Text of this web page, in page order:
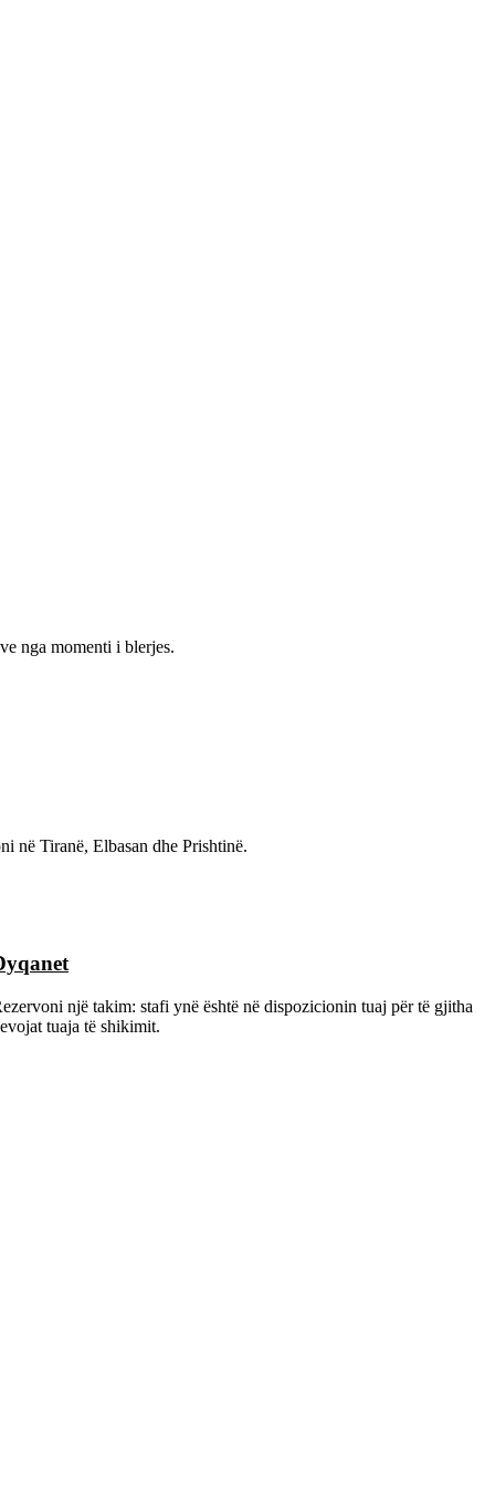
nga momenti i blerjes.
në Tiranë, Elbasan dhe Prishtinë.
një takim: stafi ynë është në dispozicionin tuaj për të gjitha
tuaja të shikimit.